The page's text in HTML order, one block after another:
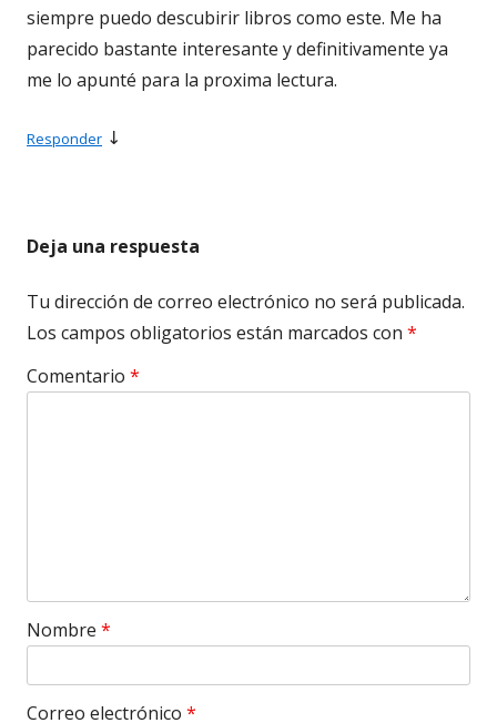
siempre puedo descubirir libros como este. Me ha
parecido bastante interesante y definitivamente ya
me lo apunté para la proxima lectura.
Responder ↓
Deja una respuesta
Tu dirección de correo electrónico no será publicada.
Los campos obligatorios están marcados con *
Comentario *
Nombre *
Correo electrónico *